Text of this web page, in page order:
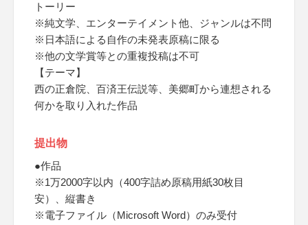
トーリー
※純文学、エンターテイメント他、ジャンルは不問
※日本語による自作の未発表原稿に限る
※他の文学賞等との重複投稿は不可
【テーマ】
西の正倉院、百済王伝説等、美郷町から連想される
何かを取り入れた作品
提出物
●作品
※1万2000字以内（400字詰め原稿用紙30枚目
安）、縦書き
※電子ファイル（Microsoft Word）のみ受付